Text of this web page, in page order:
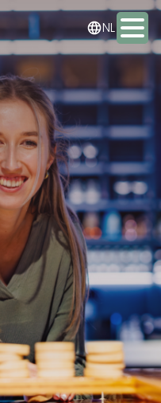
NL
DE
EN